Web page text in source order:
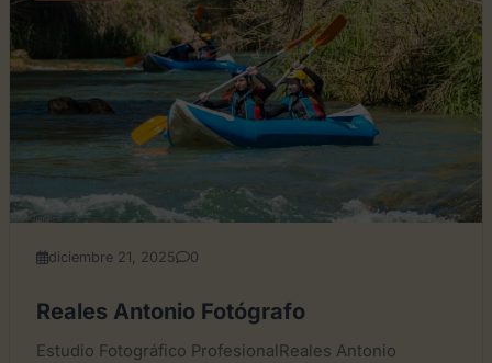
diciembre 21, 2025 0
Reales Antonio Fotógrafo
Estudio Fotográfico ProfesionalReales Antonio